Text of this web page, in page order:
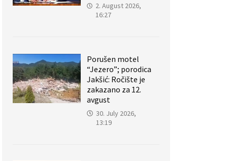
2. August 2026,
16:27
Porušen motel
“Jezero”; porodica
Jakšić: Ročište je
zakazano za 12.
avgust
30. July 2026,
13:19